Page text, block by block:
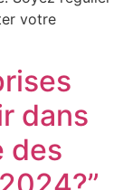
votre
dans
des